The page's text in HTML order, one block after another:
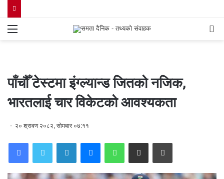
पाँचौँ टेस्टमा इंग्ल्यान्ड जितको नजिक,
भारतलाई चार विकेटको आवश्यकता
२० श्रावण २०८२, सोमबार ०७:११